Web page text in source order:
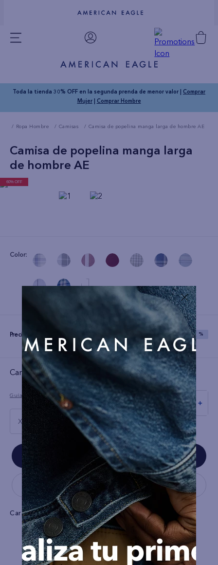
Toda la tienda 30% OFF en la segunda prenda de menor valor | Comprar
Mujer| Comprar Hombre
Ropa Hombre Camisas Camisa de popelina manga larga de hombre AE
Camisa de popelina manga larga
de hombre AE
60% OFF
Color:
Precio: SAVE 60 %
Cargando el resumen…
Guía de tallas
XXL
＋
－
Características
Tela Popelina